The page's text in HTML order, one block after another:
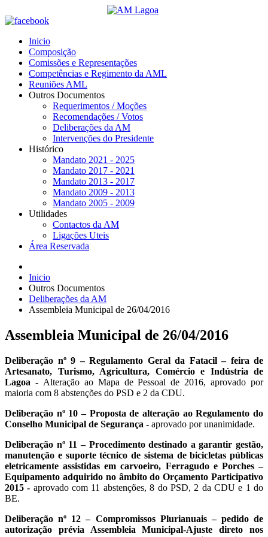
Inicio
Composição
Comissões e Representações
Competências e Regimento da AML
Reuniões AML
Outros Documentos
Requerimentos / Moções
Recomendações / Votos
Deliberações da AM
Intervenções do Presidente
Histórico
Mandato 2021 - 2025
Mandato 2017 - 2021
Mandato 2013 - 2017
Mandato 2009 - 2013
Mandato 2005 - 2009
Utilidades
Contactos da AM
Ligações Uteis
Área Reservada
Inicio
Outros Documentos
Deliberações da AM
Assembleia Municipal de 26/04/2016
Assembleia Municipal de 26/04/2016
Deliberação nº 9 – Regulamento Geral da Fatacil – feira de
Artesanato, Turismo, Agricultura, Comércio e Indústria de
Lagoa - Alteração ao Mapa de Pessoal de 2016, aprovado por
maioria com 8 abstenções do PSD e 2 da CDU.
Deliberação nº 10 – Proposta de alteração ao Regulamento do
Conselho Municipal de Segurança - aprovado por unanimidade.
Deliberação nº 11 – Procedimento destinado a garantir gestão,
manutenção e suporte técnico de sistema de bicicletas públicas
eletricamente assistidas em carvoeiro, Ferragudo e Porches –
Equipamento adquirido no âmbito do Orçamento Participativo
2015 - aprovado com 11 abstenções, 8 do PSD, 2 da CDU e 1 do
BE.
Deliberação nº 12 – Compromissos Plurianuais – pedido de
autorização prévia Assembleia Municipal-Ajuste direto nos